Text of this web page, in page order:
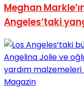
Meghan
Angeles’taki
Magazin